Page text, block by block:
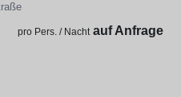
pro Pers. / Nacht auf Anfrage